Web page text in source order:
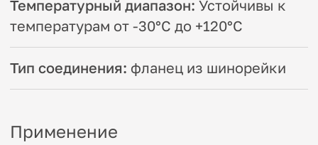
Вас также могут
заинтересовать